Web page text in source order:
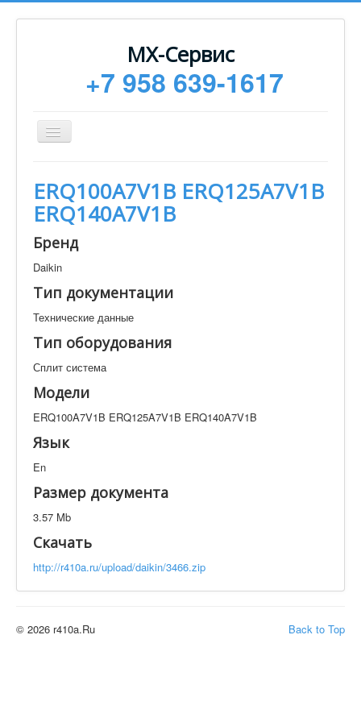
МХ-Сервис
+7 958 639-1617
Toggle
Navigation
Монтаж
Сервисное обслуживание
Техническая документация
Контакты
Техническая документация
ERQ100A7V1B ERQ125A7V1B ERQ140A7V1B
Искать
Производитель
Элементов на страницу
ERQ100A7V1B ERQ125A7V1B
ERQ140A7V1B
Бренд
Daikin
Тип документации
Технические данные
Тип оборудования
Сплит система
Модели
ERQ100A7V1B ERQ125A7V1B ERQ140A7V1B
Язык
En
Размер документа
3.57 Mb
Скачать
http://r410a.ru/upload/daikin/3466.zip
Back to Top
© 2026 r410a.Ru